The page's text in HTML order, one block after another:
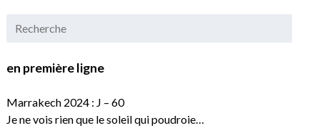
en première ligne
Marrakech 2024 : J – 60
Je ne vois rien que le soleil qui poudroie…